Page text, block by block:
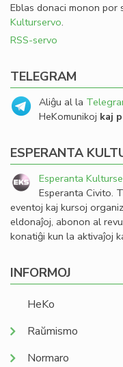
Eblas donaci monon por
Kulturservo.
RSS-servo
TELEGRAM
Aliĝu al la
HeKomunikoj kaj
ESPERANTA
Esperanta
Esperanta Civito.
eventoj kaj kursoj
eldonaĵoj, abonon al
konatiĝi kun la aktivaĵoj
INFORMOJ
HeKo
Raŭmismo
Normaro